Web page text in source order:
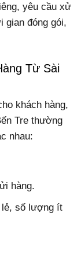
yêu cầu xử
gian đóng gói,
Từ Sài
khách hàng,
Tre thường
nhau:
hàng.
lẻ, số lượng ít